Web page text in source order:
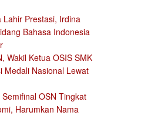
Lahir Prestasi, Irdina
Bahasa Indonesia
Wakil Ketua OSIS SMK
Medali Nasional Lewat
OSN Tingkat
Harumkan Nama